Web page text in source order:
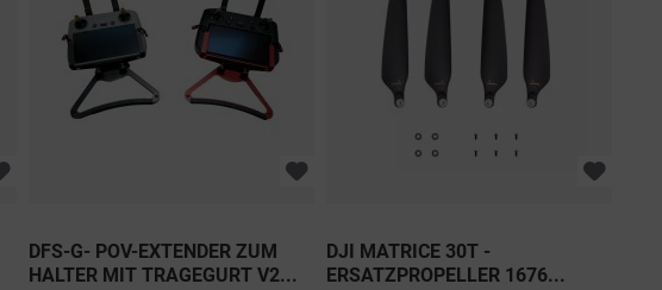
DFS-G- POV-EXTENDER ZUM
HALTER MIT TRAGEGURT V2...
DJI MATRICE 30T -
ERSATZPROPELLER 1676...